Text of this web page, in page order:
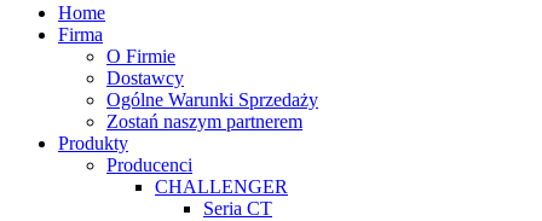
Home
Firma
O Firmie
Dostawcy
Ogólne Warunki Sprzedaży
Zostań naszym partnerem
Produkty
Producenci
CHALLENGER
Seria CT